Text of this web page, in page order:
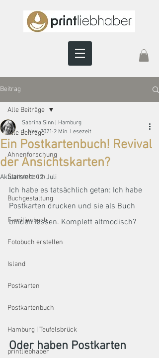
Beitrag
Alle Beiträge
Ahnenforschung
Stammbaum
Buchgestaltung
Familienbuch
Fotobuch erstellen
Island
Postkarten
Postkartenbuch
Hamburg | Teufelsbrück
printliebhaber
Alle Beiträge
Ein Postkartenbuch! Revival
der Ansichtskarten?
Sabrina Sinn | Hamburg
1. Nov. 2021 2 Min. Lesezeit
Aktualisiert:12. Juli
Ich habe es tatsächlich getan: Ich habe
Postkarten drucken und sie als Buch
binden lassen. Komplett altmodisch?
Oder haben Postkarten